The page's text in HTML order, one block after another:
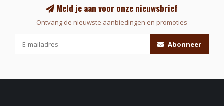
Meld je aan voor onze nieuwsbrief
Ontvang de nieuwste aanbiedingen en promoties
Abonneer